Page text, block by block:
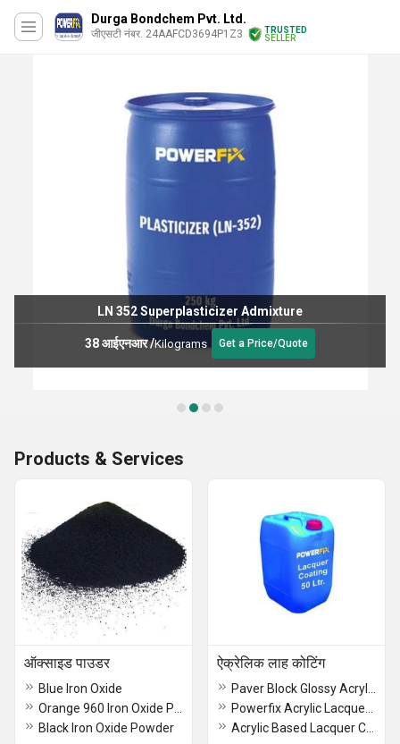
Durga Bondchem Pvt. Ltd.
जीएसटी नंबर. 24AAFCD3694P1Z3
TRUSTED
SELLER
LN 352 Superplasticizer Admixture
38 आईएनआर/Kilograms Get a Price/Quote
Products & Services
ऑक्साइड पाउडर
Blue Iron Oxide
Black Iron Oxide Powder
ऐक्रेलिक लाह कोटिंग